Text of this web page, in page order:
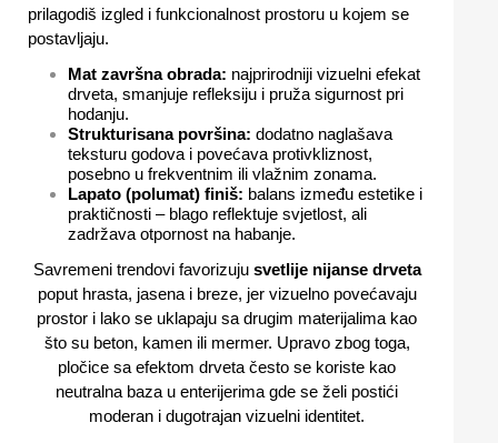
prilagodiš izgled i funkcionalnost prostoru u kojem se
postavljaju.
Mat završna obrada: najprirodniji vizuelni efekat
drveta, smanjuje refleksiju i pruža sigurnost pri
hodanju.
Strukturisana površina: dodatno naglašava
teksturu godova i povećava protivkliznost,
posebno u frekventnim ili vlažnim zonama.
Lapato (polumat) finiš: balans između estetike i
praktičnosti – blago reflektuje svjetlost, ali
zadržava otpornost na habanje.
Savremeni trendovi favorizuju svetlije nijanse drveta
poput hrasta, jasena i breze, jer vizuelno povećavaju
prostor i lako se uklapaju sa drugim materijalima kao
što su beton, kamen ili mermer. Upravo zbog toga,
pločice sa efektom drveta često se koriste kao
neutralna baza u enterijerima gde se želi postići
moderan i dugotrajan vizuelni identitet.